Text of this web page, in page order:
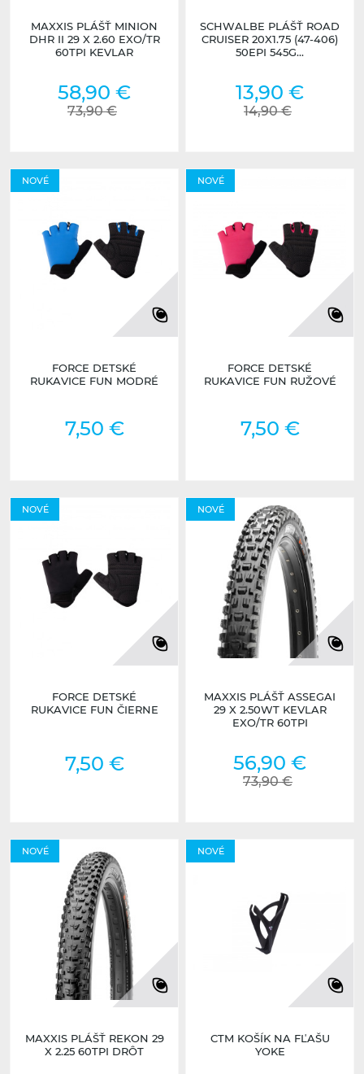
MAXXIS PLÁŠŤ MINION
DHR II 29 X 2.60 EXO/TR
60TPI KEVLAR
58,90 €
73,90 €
SCHWALBE PLÁŠŤ ROAD
CRUISER 20X1.75 (47-406)
50EPI 545G...
13,90 €
14,90 €
NOVÉ
FORCE DETSKÉ
RUKAVICE FUN MODRÉ
7,50 €
NOVÉ
FORCE DETSKÉ
RUKAVICE FUN RUŽOVÉ
7,50 €
NOVÉ
FORCE DETSKÉ
RUKAVICE FUN ČIERNE
7,50 €
NOVÉ
MAXXIS PLÁŠŤ ASSEGAI
29 X 2.50WT KEVLAR
EXO/TR 60TPI
56,90 €
73,90 €
NOVÉ
MAXXIS PLÁŠŤ REKON 29
X 2.25 60TPI DRÔT
NOVÉ
CTM KOŠÍK NA FĽAŠU
YOKE